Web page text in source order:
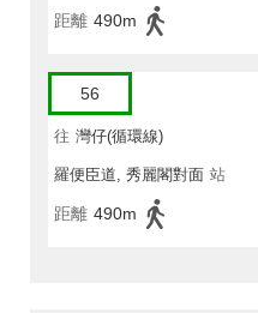
距離 490m
56
往 灣仔(循環線)
羅便臣道, 秀麗閣對面 站
距離 490m